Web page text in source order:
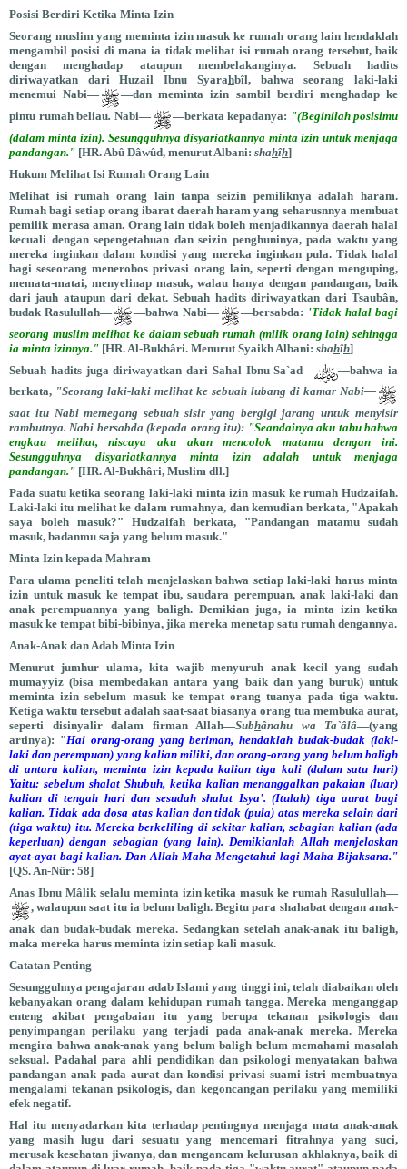
Posisi Berdiri Ketika Minta Izin
Seorang muslim yang meminta izin masuk ke rumah orang lain hendaklah
mengambil posisi di mana ia tidak melihat isi rumah orang tersebut, baik
dengan menghadap ataupun membelakanginya. Sebuah hadits
diriwayatkan dari Huzail Ibnu Syarahbîl, bahwa seorang laki-laki
menemui Nabi—
―dan meminta izin sambil berdiri menghadap ke
pintu rumah beliau. Nabi— —berkata kepadanya: "(Beginilah posisimu
(dalam minta izin). Sesungguhnya disyariatkannya minta izin untuk menjaga
pandangan." [HR. Abû Dâwûd, menurut Albani: shahîh]
Hukum Melihat Isi Rumah Orang Lain
Melihat isi rumah orang lain tanpa seizin pemiliknya adalah haram.
Rumah bagi setiap orang ibarat daerah haram yang seharusnnya membuat
pemilik merasa aman. Orang lain tidak boleh menjadikannya daerah halal
kecuali dengan sepengetahuan dan seizin penghuninya, pada waktu yang
mereka inginkan dalam kondisi yang mereka inginkan pula. Tidak halal
bagi seseorang menerobos privasi orang lain, seperti dengan menguping,
memata-matai, menyelinap masuk, walau hanya dengan pandangan, baik
dari jauh ataupun dari dekat. Sebuah hadits diriwayatkan dari Tsaubân,
budak Rasulullah—
—bahwa Nabi— —bersabda: 'Tidak halal bagi
seorang muslim melihat ke dalam sebuah rumah (milik orang lain) sehingga
ia minta izinnya." [HR. Al-Bukhâri. Menurut Syaikh Albani: shahîh]
Sebuah hadits juga diriwayatkan dari Sahal Ibnu Sa`ad—
—bahwa ia
berkata, "Seorang laki-laki melihat ke sebuah lubang di kamar Nabi—
saat itu Nabi memegang sebuah sisir yang bergigi jarang untuk menyisir
rambutnya. Nabi bersabda (kepada orang itu): "Seandainya aku tahu bahwa
engkau melihat, niscaya aku akan mencolok matamu dengan ini.
Sesungguhnya disyariatkannya minta izin adalah untuk menjaga
pandangan." [HR. Al-Bukhâri, Muslim dll.]
Pada suatu ketika seorang laki-laki minta izin masuk ke rumah Hudzaifah.
Laki-laki itu melihat ke dalam rumahnya, dan kemudian berkata, "Apakah
saya boleh masuk?" Hudzaifah berkata, "Pandangan matamu sudah
masuk, badanmu saja yang belum masuk."
Minta Izin kepada Mahram
Para ulama peneliti telah menjelaskan bahwa setiap laki-laki harus minta
izin untuk masuk ke tempat ibu, saudara perempuan, anak laki-laki dan
anak perempuannya yang baligh. Demikian juga, ia minta izin ketika
masuk ke tempat bibi-bibinya, jika mereka menetap satu rumah dengannya.
Anak-Anak dan Adab Minta Izin
Menurut jumhur ulama, kita wajib menyuruh anak kecil yang sudah
mumayyiz (bisa membedakan antara yang baik dan yang buruk) untuk
meminta izin sebelum masuk ke tempat orang tuanya pada tiga waktu.
Ketiga waktu tersebut adalah saat-saat biasanya orang tua membuka aurat,
seperti disinyalir dalam firman Allah—Subhânahu wa Ta`âlâ—(yang
artinya): "Hai orang-orang yang beriman, hendaklah budak-budak (laki-
laki dan perempuan) yang kalian miliki, dan orang-orang yang belum baligh
di antara kalian, meminta izin kepada kalian tiga kali (dalam satu hari)
Yaitu: sebelum shalat Shubuh, ketika kalian menanggalkan pakaian (luar)
kalian di tengah hari dan sesudah shalat Isya'. (Itulah) tiga aurat bagi
kalian. Tidak ada dosa atas kalian dan tidak (pula) atas mereka selain dari
(tiga waktu) itu. Mereka berkeliling di sekitar kalian, sebagian kalian (ada
keperluan) dengan sebagian (yang lain). Demikianlah Allah menjelaskan
ayat-ayat bagi kalian. Dan Allah Maha Mengetahui lagi Maha Bijaksana."
[QS. An-Nûr: 58]
Anas Ibnu Mâlik selalu meminta izin ketika masuk ke rumah Rasulullah—
, walaupun saat itu ia belum baligh. Begitu para shahabat dengan anak-
anak dan budak-budak mereka. Sedangkan setelah anak-anak itu baligh,
maka mereka harus meminta izin setiap kali masuk.
Catatan Penting
Sesungguhnya pengajaran adab Islami yang tinggi ini, telah diabaikan oleh
kebanyakan orang dalam kehidupan rumah tangga. Mereka menganggap
enteng akibat pengabaian itu yang berupa tekanan psikologis dan
penyimpangan perilaku yang terjadi pada anak-anak mereka. Mereka
mengira bahwa anak-anak yang belum baligh belum memahami masalah
seksual. Padahal para ahli pendidikan dan psikologi menyatakan bahwa
pandangan anak pada aurat dan kondisi privasi suami istri membuatnya
mengalami tekanan psikologis, dan kegoncangan perilaku yang memiliki
efek negatif.
Hal itu menyadarkan kita terhadap pentingnya menjaga mata anak-anak
yang masih lugu dari sesuatu yang mencemari fitrahnya yang suci,
merusak kesehatan jiwanya, dan mengancam kelurusan akhlaknya, baik di